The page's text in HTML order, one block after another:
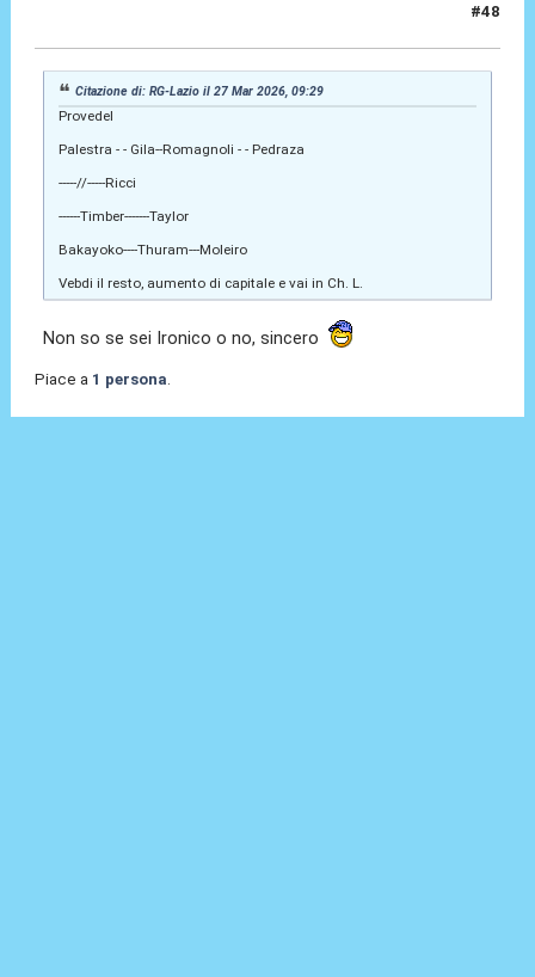
#48
Citazione di: RG-Lazio il 27 Mar 2026, 09:29
Provedel
Palestra - - Gila--Romagnoli - - Pedraza
-----//-----Ricci
------Timber-------Taylor
Bakayoko----Thuram---Moleiro
Vebdi il resto, aumento di capitale e vai in Ch. L.
Non so se sei Ironico o no, sincero
Piace a 1 persona